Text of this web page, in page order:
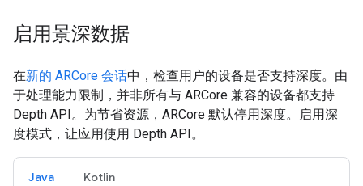
启用景深数据
在新的 ARCore 会话中，检查用户的设备是否支持深度。由
于处理能力限制，并非所有与 ARCore 兼容的设备都支持
Depth API。为节省资源，ARCore 默认停用深度。启用深
度模式，让应用使用 Depth API。
Java Kotlin